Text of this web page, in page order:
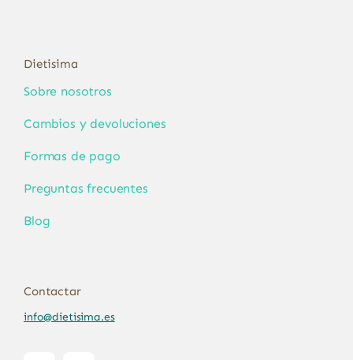
Dietisima
Sobre nosotros
Cambios y devoluciones
Formas de pago
Preguntas frecuentes
Blog
Contactar
info@dietisima.es